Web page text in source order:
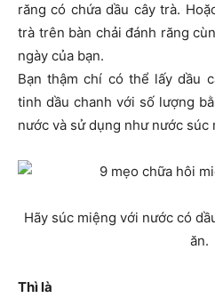
răng có chứa dầu cây trà.
trà trên bàn chải đánh răng
ngày của bạn.
Bạn thậm chí có thể lấy dầu
tinh dầu chanh với số lượng
nước và sử dụng như nước súc
Hãy súc miệng với nước có
ăn.
Thì là